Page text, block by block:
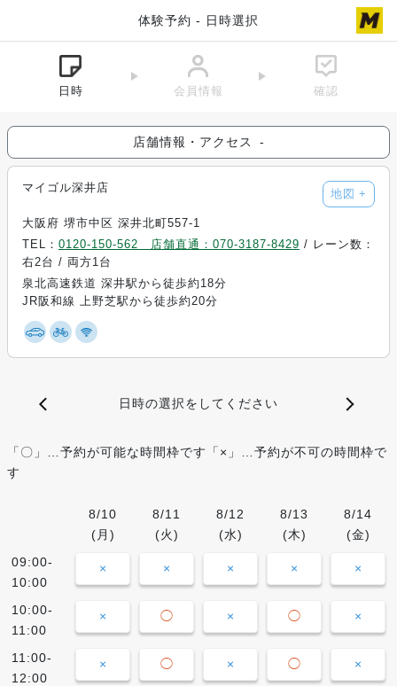
体験予約 - 日時選択
日時 会員情報 確認
店舗情報・アクセス -
マイゴル深井店 地図 +
大阪府 堺市中区 深井北町557-1
TEL： 0120-150-562 店舗直通：070-3187-8429 / レーン数：
右2台 / 両方1台
泉北高速鉄道 深井駅から徒歩約18分
JR阪和線 上野芝駅から徒歩約20分
日時の選択をしてください
「〇」…予約が可能な時間枠です「×」…予約が不可の時間枠で
す
8/10
(月)
8/11
(火)
8/12
(水)
8/13
(木)
8/14
(金)
09:00-
10:00
× × × × ×
10:00-
11:00
× ◯ × ◯ ×
11:00-
12:00
× ◯ × ◯ ×